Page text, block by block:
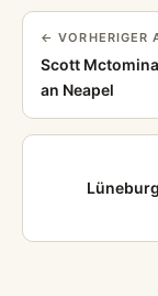
← VORHERIGER
Scott
an Neapel